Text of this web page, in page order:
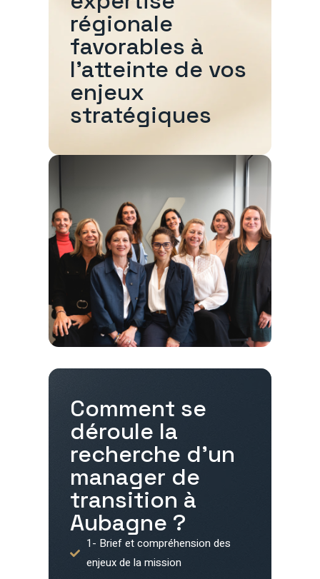
Comment se
déroule la
recherche d'un
manager de
transition à
Aubagne ?
1- Brief et compréhension des
enjeux de la mission
régionale
favorables à
l'atteinte de vos
enjeux
stratégiques